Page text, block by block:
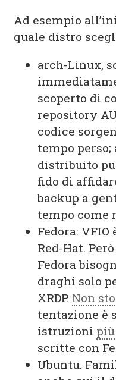
Ad esempio
quale distro
arch-Linux,
scoperto di
repository
codice
tempo perso;
distribuito
fido di
backup a
tempo come
Fedora:
Red-Hat.
Fedora
draghi solo
XRDP. Non
tentazione è
istruzioni
scritte con
Ubuntu.